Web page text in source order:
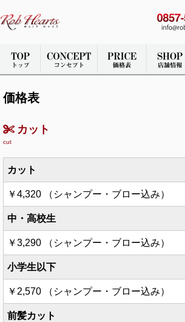
価格表
カット
cut
カット
￥4,320 （シャンプー・ブロー込み）
中・高校生
￥3,290 （シャンプー・ブロー込み）
小学生以下
￥2,570 （シャンプー・ブロー込み）
前髪カット